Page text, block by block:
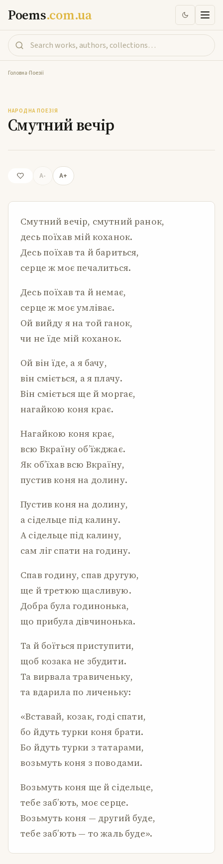
Poems.com.ua
Головна-Поезії
НАРОДНА ПОЕЗІЯ
Смутний вечір
A- A+
Смутний вечір, смутний ранок,
десь поїхав мій коханок.
Десь поїхав та й бариться,
серце ж моє печалиться.
Десь поїхав та й немає,
серце ж моє умліває.
Ой вийду я на той ганок,
чи не їде мій коханок.
Ой він їде, а я бачу,
він сміється, а я плачу.
Він сміється ще й моргає,
нагайкою коня крає.
Нагайкою коня крає,
всю Вкраїну об’їжджає.
Як об’їхав всю Вкраїну,
пустив коня на долину.
Пустив коня на долину,
а сідельце під калину.
А сідельце під калину,
сам ліг спати на годину.
Спав годину, спав другую,
ще й третюю щасливую.
Добра була годинонька,
що прибула дівчинонька.
Та й боїться приступити,
щоб козака не збудити.
Та вирвала травиченьку,
та вдарила по личеньку:
«Вставай, козак, годі спати,
бо йдуть турки коня брати.
Бо йдуть турки з татарами,
возьмуть коня з поводами.
Возьмуть коня ще й сідельце,
тебе заб’ють, моє серце.
Возьмуть коня — другий буде,
тебе заб’ють — то жаль буде».